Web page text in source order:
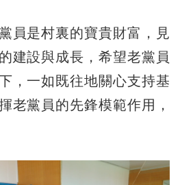
黨員是村裏的寶貴財富，見
建設與成長，希望老黨員
，一如既往地關心支持基
老黨員的先鋒模範作用，